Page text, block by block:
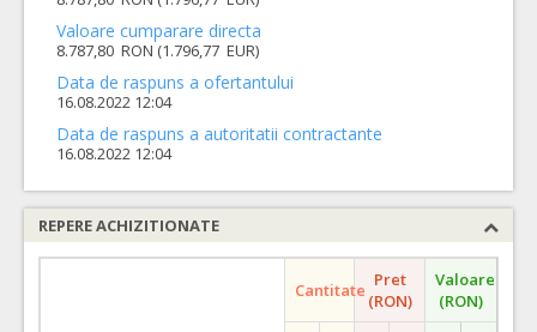
Valoare cumparare directa
8.787,80 RON (1.796,77 EUR)
Data de raspuns a ofertantului
16.08.2022 12:04
Data de raspuns a autoritatii contractante
16.08.2022 12:04
REPERE ACHIZITIONATE
Cantitate Pret
(RON)
Valoare
(RON)